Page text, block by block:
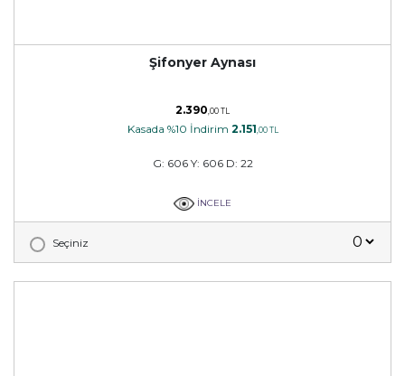
Şifonyer Aynası
2.390 ,00 TL
Kasada %10 İndirim 2.151 ,00 TL
G: 606 Y: 606 D: 22
İNCELE
Seçiniz